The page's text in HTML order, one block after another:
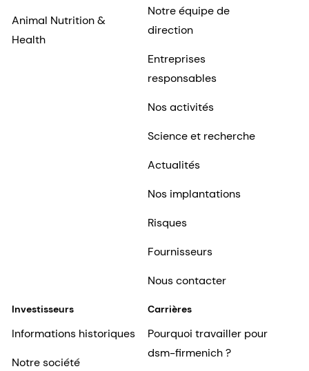
Animal Nutrition &
Health
Notre équipe de
direction
Entreprises
responsables
Nos activités
Science et recherche
Actualités
Nos implantations
Risques
Fournisseurs
Nous contacter
Investisseurs
Informations historiques
Notre société
Carrières
Pourquoi travailler pour
dsm-firmenich ?